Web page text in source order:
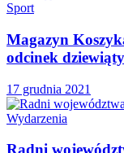
Sport
Magazyn
odcinek
17 grudnia 2021
Wydarzenia